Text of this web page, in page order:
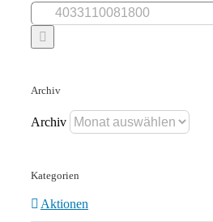
Archiv
Archiv
Kategorien
Aktionen